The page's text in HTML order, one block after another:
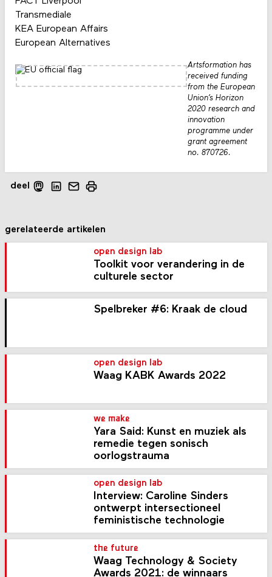
deel
Transmediale
KEA European Affairs
European Alternatives
Artsformation has
received funding
from the European
Union’s Horizon
2020 research and
innovation
programme under
grant agreement
no. 870726.
gerelateerde artikelen
open design lab
Toolkit voor verandering in de
culturele sector
Spelbreker #6: Kraak de cloud
open design lab
Waag KABK Awards 2022
we make
Yara Said: Kunst en muziek als
remedie tegen sonisch
oorlogstrauma
open design lab
Interview: Caroline Sinders
ontwerpt intersectioneel
feministische technologie
the future
Waag Technology & Society
Awards 2021: de winnaars